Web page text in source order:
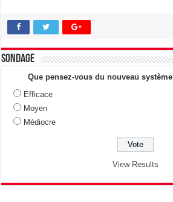
Sondage
Que pensez-vous du nouveau
Efficace
Moyen
Médiocre
View Results